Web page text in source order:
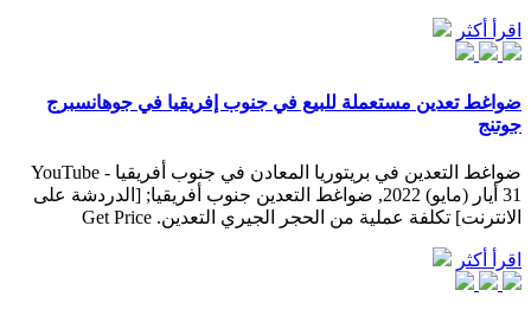
اقرأ أكثر
ضواغط تعدين مستعملة للبيع في جنوب إفريقيا في جوهانسبرج
جوتنج
ضواغط التعدين في بريتوريا المعادن في جنوب أفريقيا - YouTube
31 أيار (مايو) 2022, ضواغط التعدين جنوب أفريقيا; [الدردشة على
الانترنت] تكلفة عملية من الحجر الجيري التعدين. Get Price
اقرأ أكثر